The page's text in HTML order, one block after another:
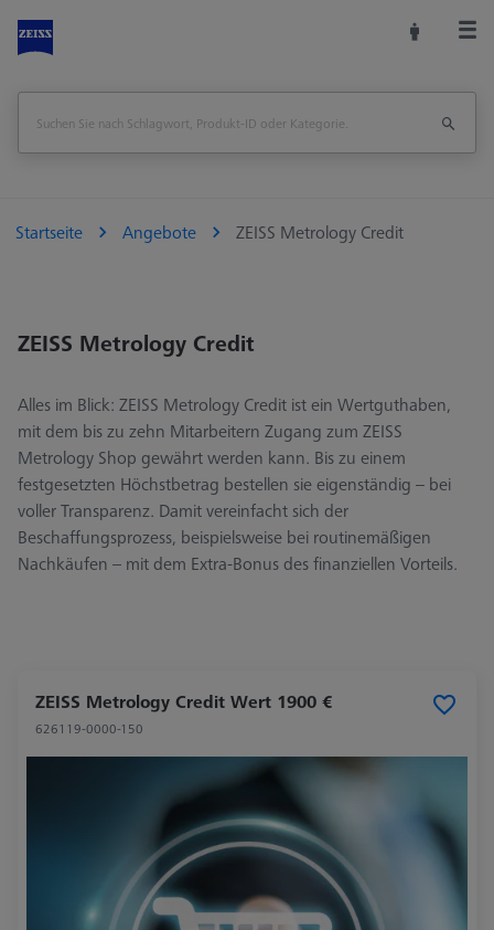
Startseite Angebote ZEISS Metrology Credit
ZEISS Metrology Credit
Alles im Blick: ZEISS Metrology Credit ist ein Wertguthaben,
mit dem bis zu zehn Mitarbeitern Zugang zum ZEISS
Metrology Shop gewährt werden kann. Bis zu einem
festgesetzten Höchstbetrag bestellen sie eigenständig – bei
voller Transparenz. Damit vereinfacht sich der
Beschaffungsprozess, beispielsweise bei routinemäßigen
Nachkäufen – mit dem Extra-Bonus des finanziellen Vorteils.
ZEISS Metrology Credit Wert 1900 €
626119-0000-150